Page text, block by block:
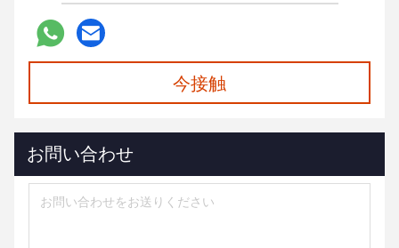
今接触
お問い合わせ